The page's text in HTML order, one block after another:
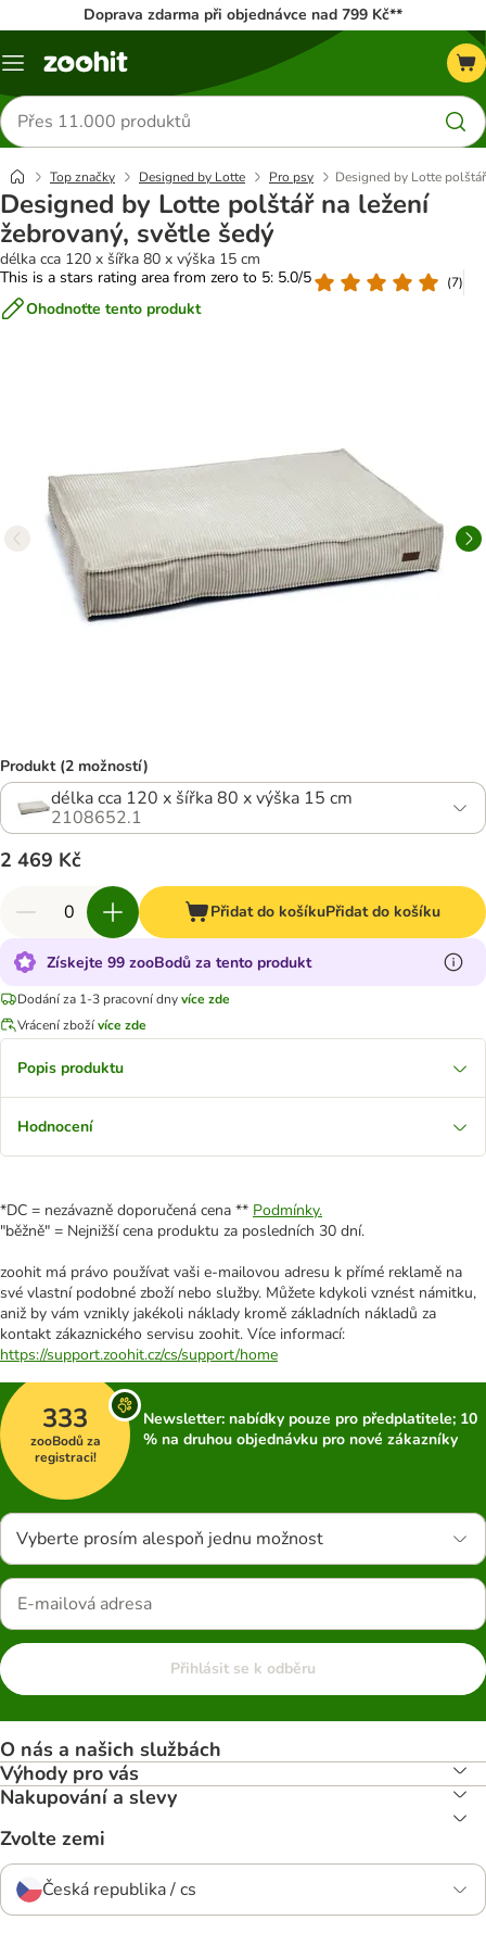
Doprava zdarma při objednávce nad 799 Kč**
Menu
Hledat
produkty
Top značky Designed by Lotte Pro psy Designed by Lotte
Designed by Lotte polštář na ležení
žebrovaný, světle šedý
délka cca 120 x šířka 80 x výška 15 cm
This is a stars rating area from zero to 5: 5.0/5
(7)
Ohodnoťte tento produkt
Produkt (2 možností)
délka cca 120 x šířka 80 x výška 15 cm
2108652.1
2 469 Kč
Přidat do košíkuPřidat do košíku
Získejte 99 zooBodů za tento produkt
Dodání za 1-3 pracovní dnyvíce zde
Vrácení zbožívíce zde
Popis produktu
Hodnocení
*DC = nezávazně doporučená cena ** Podmínky.
"běžně" = Nejnižší cena produktu za posledních 30 dní.
zoohit má právo používat vaši e-mailovou adresu k přímé reklamě na
své vlastní podobné zboží nebo služby. Můžete kdykoli vznést námitku,
aniž by vám vznikly jakékoli náklady kromě základních nákladů za
kontakt zákaznického servisu zoohit. Více informací:
https://support.zoohit.cz/cs/support/home
333
zooBodů za
registraci!
Newsletter: nabídky pouze pro předplatitele; 10
% na druhou objednávku pro nové zákazníky
Vyberte prosím alespoň jednu možnost
Přihlásit se k odběru
O nás a našich službách
Výhody pro vás
Nakupování a slevy
Zvolte zemi
Česká republika / cs